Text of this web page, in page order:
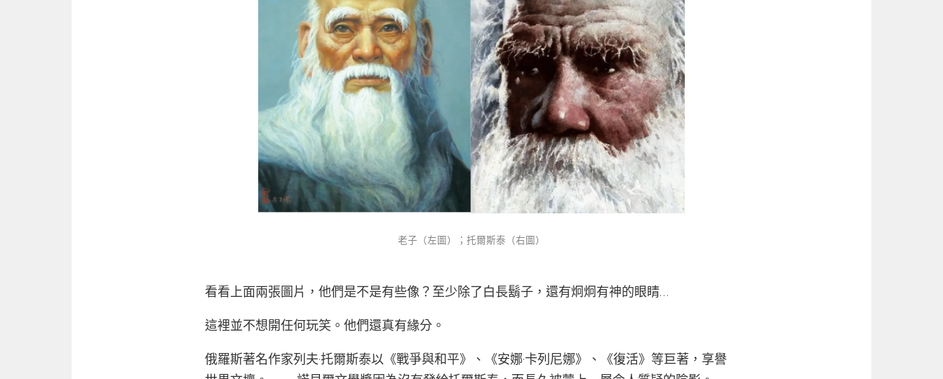
老子（左圖）；托爾斯泰（右圖）
看看上面兩張圖片，他們是不是有些像？至少除了白長鬍子，還有炯炯有神的眼睛…
這裡並不想開任何玩笑。他們還真有緣分。
俄羅斯著名作家列夫·托爾斯泰以《戰爭與和平》、《安娜·卡列尼娜》、《復活》等巨著，享譽